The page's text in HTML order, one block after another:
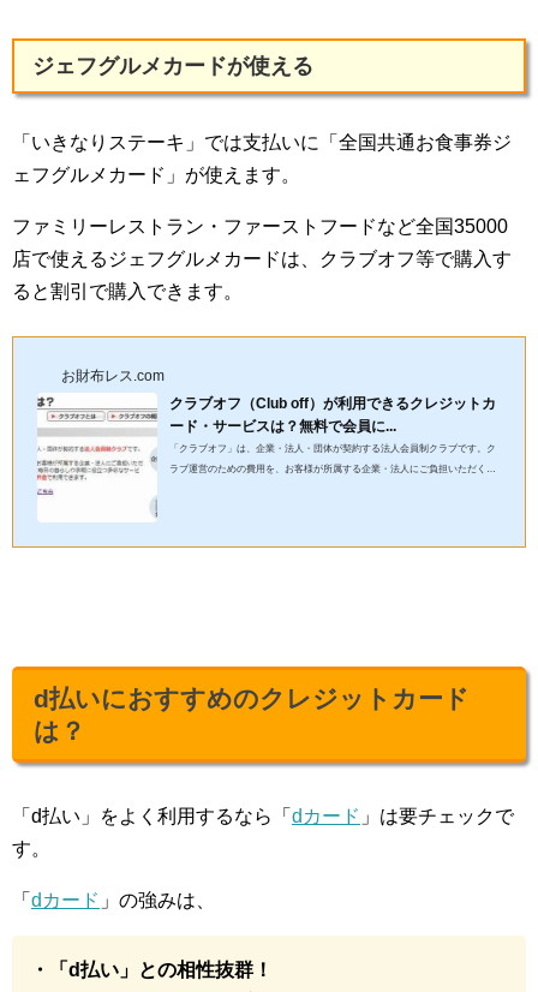
ジェフグルメカードが使える
「いきなりステーキ」では支払いに「全国共通お食事券ジ
ェフグルメカード」が使えます。
ファミリーレストラン・ファーストフードなど全国35000
店で使えるジェフグルメカードは、クラブオフ等で購入す
ると割引で購入できます。
お財布レス.com
クラブオフ（Club off）が利用できるクレジットカ
ード・サービスは？無料で会員に...
「クラブオフ」は、企業・法人・団体が契約する法人会員制クラブです。ク
ラブ運営のための費用を、お客様が所属する企業・法人にご負担いただくこ
d払いにおすすめのクレジットカード
は？
「d払い」をよく利用するなら「 dカード 」は要チェックで
す。
「 dカード 」の強みは、
・「d払い」との相性抜群！